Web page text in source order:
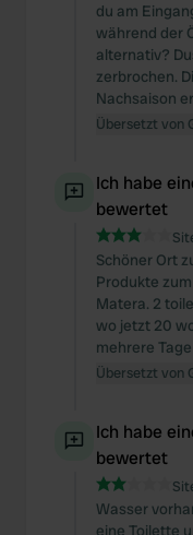
du am
während der
alternativ?
zerbrochen.
Nachsaison
Übersetzt von
Ich habe
bewertet
Schöner Ort
Produkte
Matera. 2
wo jetzt 20
mehrere Tage
Übersetzt von
Ich habe
bewertet
Wasser
eine Toilette